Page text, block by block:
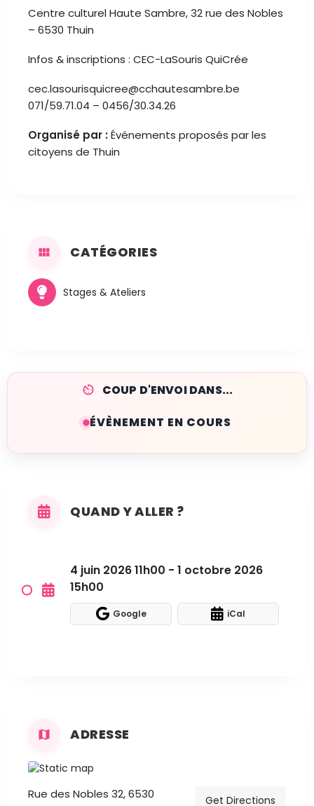
Centre culturel Haute Sambre, 32 rue des Nobles
– 6530 Thuin
Infos & inscriptions : CEC-LaSouris QuiCrée
cec.lasourisquicree@cchautesambre.be
071/59.71.04 – 0456/30.34.26
Organisé par :Événements proposés par les
citoyens de Thuin
CATÉGORIES
Stages & Ateliers
COUP D'ENVOI DANS...
ÉVÈNEMENT EN COURS
QUAND Y ALLER ?
4 juin 2026 11h00 - 1 octobre 2026
15h00
Google iCal
ADRESSE
Rue des Nobles 32, 6530 Get Directions